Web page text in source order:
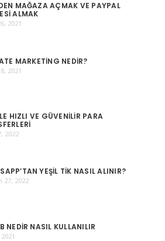
MAĞAZA AÇMAK VE PAYPAL
ALMAK
2021
MARKETING NEDIR?
2021
HIZLI VE GÜVENILIR PARA
2022
YEŞIL TIK NASIL ALINIR?
27, 2022
NEDIR NASIL KULLANILIR